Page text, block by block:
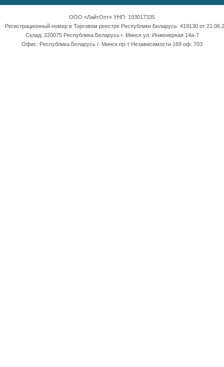
ООО «ЛайтОпт» УНП: 193017335
Регистрационный номер в Торговом реестре Республики Беларусь: 419130 от
Склад: 220075 Республика Беларусь г. Минск ул. Инженерная 14а-7
Офис: Республика Беларусь г. Минск пр-т Независимости 169 оф. 703